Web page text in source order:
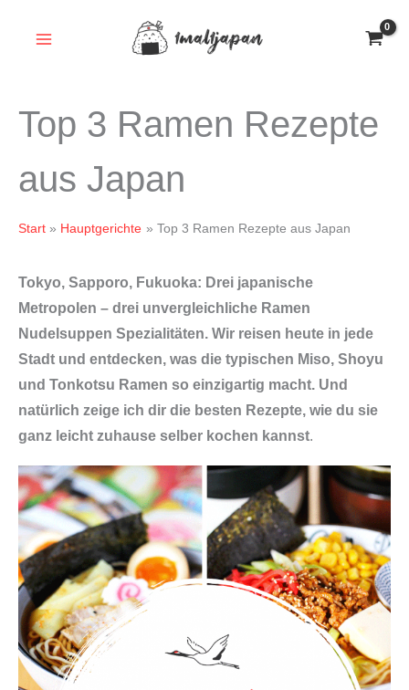
Top 3 Ramen Rezepte
aus Japan
Start Hauptgerichte Top 3 Ramen Rezepte aus Japan
Tokyo, Sapporo, Fukuoka: Drei japanische
Metropolen – drei unvergleichliche Ramen
Nudelsuppen Spezialitäten. Wir reisen heute in jede
Stadt und entdecken, was die typischen Miso, Shoyu
und Tonkotsu Ramen so einzigartig macht. Und
natürlich zeige ich dir die besten Rezepte, wie du sie
ganz leicht zuhause selber kochen kannst.